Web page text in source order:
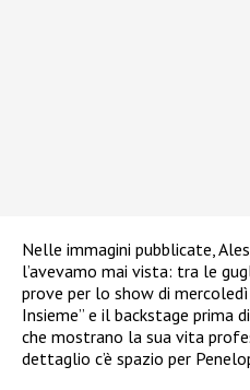
Nelle immagini pubblicate,
l’avevamo mai vista: tra le
prove per lo show di mercoledì
Insieme” e il backstage prima
che mostrano la sua vita
dettaglio c’è spazio per